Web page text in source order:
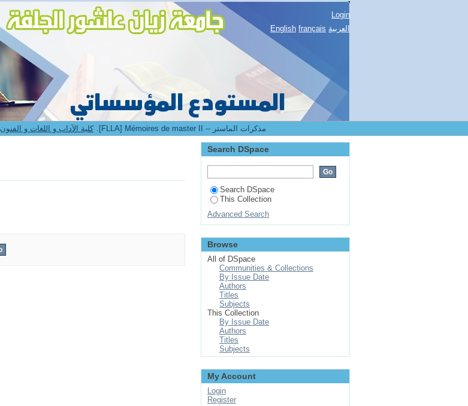
Login
English français العربية
8. Faculté des lettres langues et arts -- كلية الآداب و اللغات و الفنون
2.[FLLA] Mémoires de master II -- مذكرات الماستر
Search DSpace
Search DSpace
This Collection
Advanced Search
Browse
All of DSpace
Communities & Collections
By Issue Date
Authors
Titles
Subjects
This Collection
By Issue Date
Authors
Titles
Subjects
My Account
Login
Register